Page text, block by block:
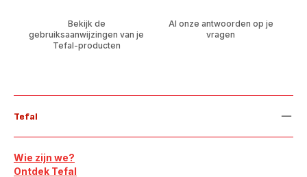
Bekijk de
gebruiksaanwijzingen van je
Tefal-producten
Al onze antwoorden op je
vragen
Tefal
Wie zijn we?
Ontdek Tefal